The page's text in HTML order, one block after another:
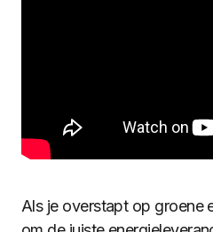
Als je overstapt op groene